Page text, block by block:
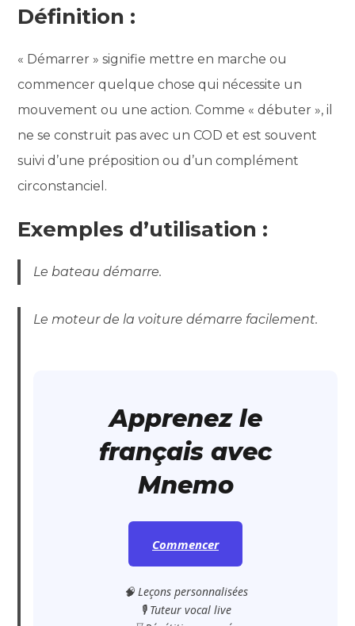
Définition :
« Démarrer » signifie mettre en marche ou
commencer quelque chose qui nécessite un
mouvement ou une action. Comme « débuter », il
ne se construit pas avec un COD et est souvent
suivi d’une préposition ou d’un complément
circonstanciel.
Exemples d’utilisation :
Le bateau démarre.
Le moteur de la voiture démarre facilement.
Apprenez le
français avec
Mnemo
Commencer
🧠 Leçons personnalisées
🎙️ Tuteur vocal live